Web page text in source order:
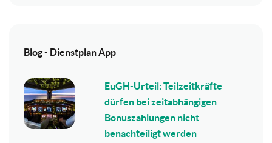
Blog - Dienstplan App
EuGH-Urteil: Teilzeitkräfte
dürfen bei zeitabhängigen
Bonuszahlungen nicht
benachteiligt werden